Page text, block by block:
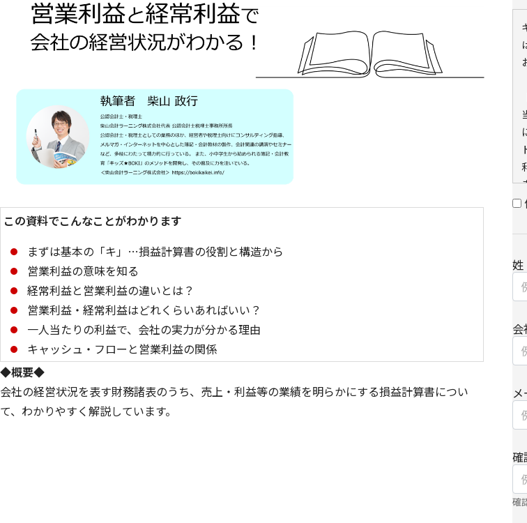
この資料でこんなことがわかります
まずは基本の「キ」…損益計算書の役割と構造から
営業利益の意味を知る
経常利益と営業利益の違いとは？
営業利益・経常利益はどれくらいあればいい？
一人当たりの利益で、会社の実力が分かる理由
キャッシュ・フローと営業利益の関係
◆概要◆
会社の経営状況を表す財務諸表のうち、売上・利益等の業績を明らかにする損益計算書につい
て、わかりやすく解説しています。
姓
会
確
確